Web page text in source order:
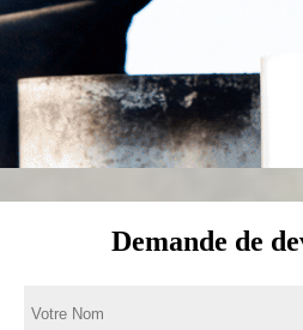
Demande de